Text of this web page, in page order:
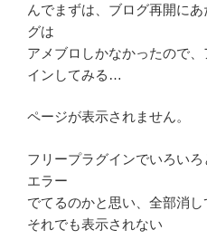
んでまずは、ブログ再開に
グは
アメブロしかなかったので
インしてみる…
ページが表示されません。
フリープラグインでいろい
エラー
でてるのかと思い、全部消
それでも表示されない